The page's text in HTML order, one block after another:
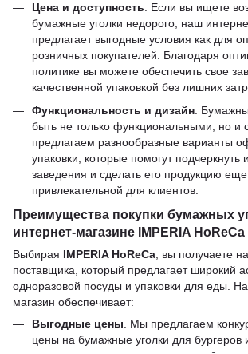
Цена и доступность . Если вы ищете
бумажные уголки недорого, наш
предлагает выгодные условия как для
розничных покупателей. Благодаря
политике вы можете обеспечить свое
качественной упаковкой без лишних
Функциональность и дизайн .
быть не только функциональными, но и
предлагаем разнообразные варианты
упаковки, которые помогут
заведения и сделать его продукцию
привлекательной для клиентов.
Преимущества покупки бумажных
интернет-магазине IMPERIA HoReCa
Выбирая IMPERIA HoReCa, вы получаете
поставщика, который предлагает широкий
одноразовой посуды и упаковки для еды.
магазин обеспечивает:
Выгодные цены. Мы предлагаем
цены на бумажные уголки для бургеров